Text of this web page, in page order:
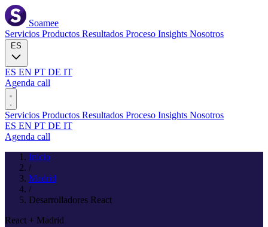
Soamee
Servicios Productos Resultados Proceso Insights Nosotros
ES EN PT DE IT
Agenda call
Servicios Productos Resultados Proceso Insights Nosotros
ES EN PT DE IT
Agenda call
Inicio
/
Madrid
/
Desarrolladores React
React + Madrid